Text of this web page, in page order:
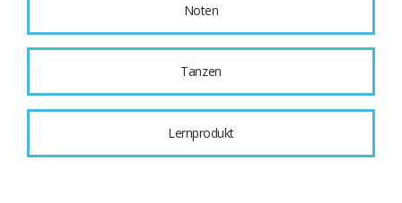
Noten
Tanzen
Lernprodukt